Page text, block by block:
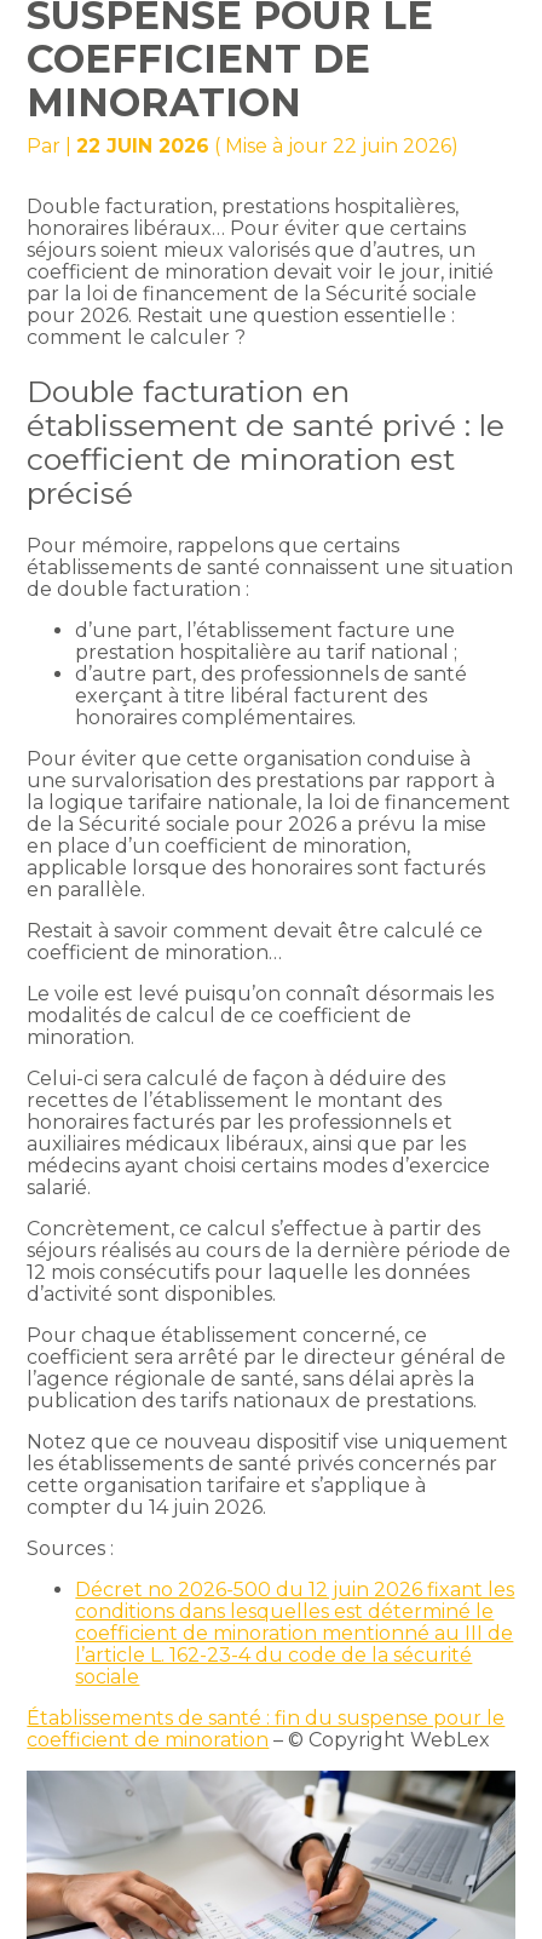
SUSPENSE POUR LE
COEFFICIENT DE
MINORATION
Par |22 JUIN 2026 ( Mise à jour 22 juin 2026)
Double facturation, prestations hospitalières,
honoraires libéraux… Pour éviter que certains
séjours soient mieux valorisés que d’autres, un
coefficient de minoration devait voir le jour, initié
par la loi de financement de la Sécurité sociale
pour 2026. Restait une question essentielle :
comment le calculer ?
Double facturation en
établissement de santé privé : le
coefficient de minoration est
précisé
Pour mémoire, rappelons que certains
établissements de santé connaissent une situation
de double facturation :
d’une part, l’établissement facture une
prestation hospitalière au tarif national ;
d’autre part, des professionnels de santé
exerçant à titre libéral facturent des
honoraires complémentaires.
Pour éviter que cette organisation conduise à
une survalorisation des prestations par rapport à
la logique tarifaire nationale, la loi de financement
de la Sécurité sociale pour 2026 a prévu la mise
en place d’un coefficient de minoration,
applicable lorsque des honoraires sont facturés
en parallèle.
Restait à savoir comment devait être calculé ce
coefficient de minoration…
Le voile est levé puisqu’on connaît désormais les
modalités de calcul de ce coefficient de
minoration.
Celui-ci sera calculé de façon à déduire des
recettes de l’établissement le montant des
honoraires facturés par les professionnels et
auxiliaires médicaux libéraux, ainsi que par les
médecins ayant choisi certains modes d’exercice
salarié.
Concrètement, ce calcul s’effectue à partir des
séjours réalisés au cours de la dernière période de
12 mois consécutifs pour laquelle les données
d’activité sont disponibles.
Pour chaque établissement concerné, ce
coefficient sera arrêté par le directeur général de
l’agence régionale de santé, sans délai après la
publication des tarifs nationaux de prestations.
Notez que ce nouveau dispositif vise uniquement
les établissements de santé privés concernés par
cette organisation tarifaire et s’applique à
compter du 14 juin 2026.
Sources :
Décret no 2026-500 du 12 juin 2026 fixant les
conditions dans lesquelles est déterminé le
coefficient de minoration mentionné au III de
l’article L. 162-23-4 du code de la sécurité
sociale
Établissements de santé : fin du suspense pour le
coefficient de minoration – © Copyright WebLex